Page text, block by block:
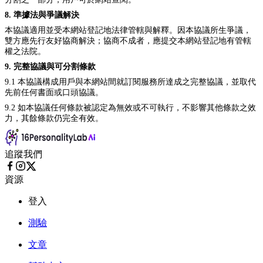
8. 準據法與爭議解決
本協議適用並受本網站登記地法律管轄與解釋。因本協議所生爭議，
雙方應先行友好協商解決；協商不成者，應提交本網站登記地有管轄
權之法院。
9. 完整協議與可分割條款
9.1 本協議構成用戶與本網站間就訂閱服務所達成之完整協議，並取代
先前任何書面或口頭協議。
9.2 如本協議任何條款被認定為無效或不可執行，不影響其他條款之效
力，其餘條款仍完全有效。
追蹤我們
資源
登入
測驗
文章